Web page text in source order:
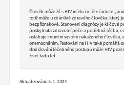
Člověk může žít s HIV infekcí v těle řadu let,
totiž může u zdánlivě zdravého člověka, který
bezpříznakově. Stanovení diagnózy je klíčové
poskytnuta zdravotní péče a potřebná léčba,
oslabuje imunitní systém nakaženého člověka,
onemocněním. Testování na HIV také pomáhá
dodržování léčebného postupu může HIV
život řadu let.
Aktualizováno 3. 1. 2024